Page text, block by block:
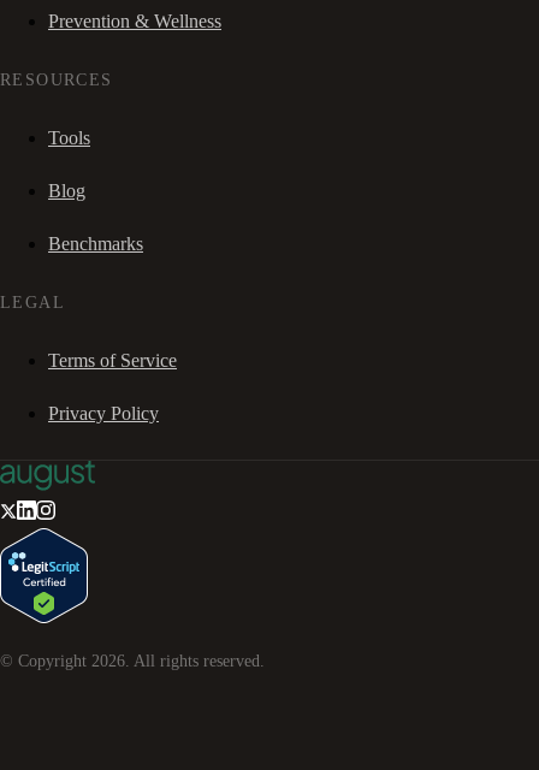
Prevention & Wellness
RESOURCES
Tools
Blog
Benchmarks
LEGAL
Terms of Service
Privacy Policy
© Copyright 2026 . All rights reserved.